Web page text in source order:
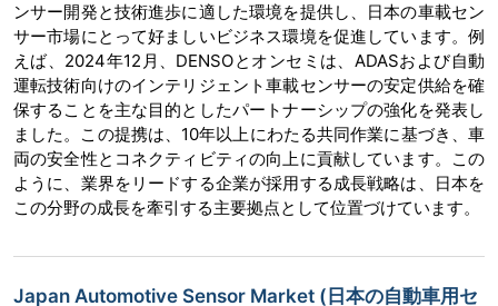
ンサー開発と技術進歩に適した環境を提供し、日本の車載セン
サー市場にとって好ましいビジネス環境を促進しています。例
えば、2024年12月、DENSOとオンセミは、ADASおよび自動
運転技術向けのインテリジェント車載センサーの安定供給を確
保することを主な目的としたパートナーシップの強化を発表し
ました。この提携は、10年以上にわたる共同作業に基づき、車
両の安全性とコネクティビティの向上に貢献しています。この
ように、業界をリードする企業が採用する成長戦略は、日本を
この分野の成長を牽引する主要拠点として位置づけています。
Japan Automotive Sensor Market (日本の自動車用セ